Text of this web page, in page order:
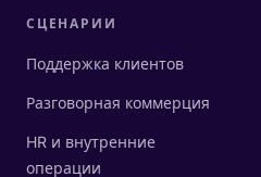
СЦЕНАРИИ
Поддержка клиентов
Разговорная коммерция
HR и внутренние
операции